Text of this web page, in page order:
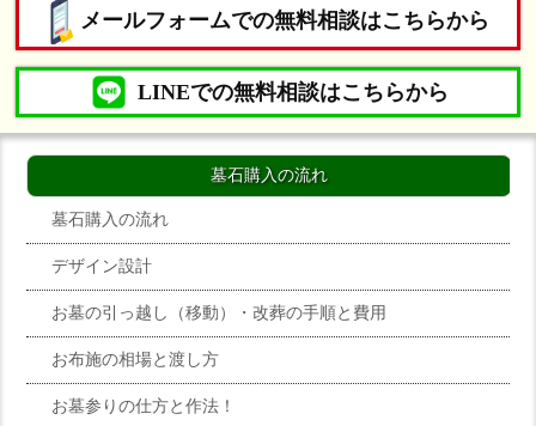
メールフォームでの無料相談はこちらから
LINEでの無料相談はこちらから
墓石購入の流れ
墓石購入の流れ
デザイン設計
お墓の引っ越し（移動）・改葬の手順と費用
お布施の相場と渡し方
お墓参りの仕方と作法！